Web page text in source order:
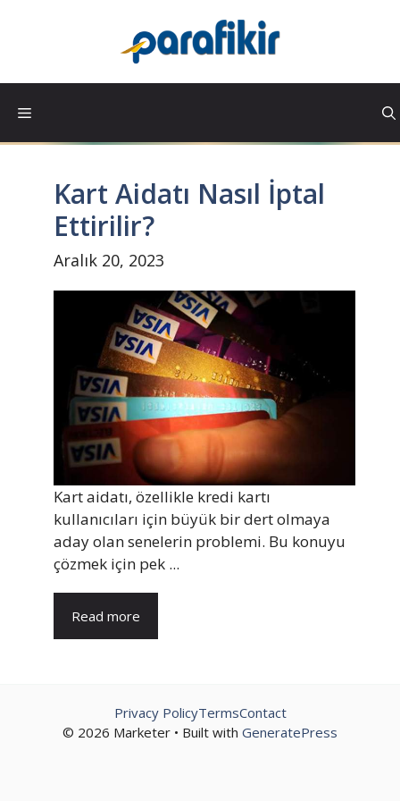
Kart Aidatı Nasıl İptal
Ettirilir?
Aralık 20, 2023
Kart aidatı, özellikle kredi kartı
kullanıcıları için büyük bir dert olmaya
aday olan senelerin problemi. Bu konuyu
çözmek için pek ...
Read more
© 2026 Marketer • Built with GeneratePress
Privacy PolicyTermsContact